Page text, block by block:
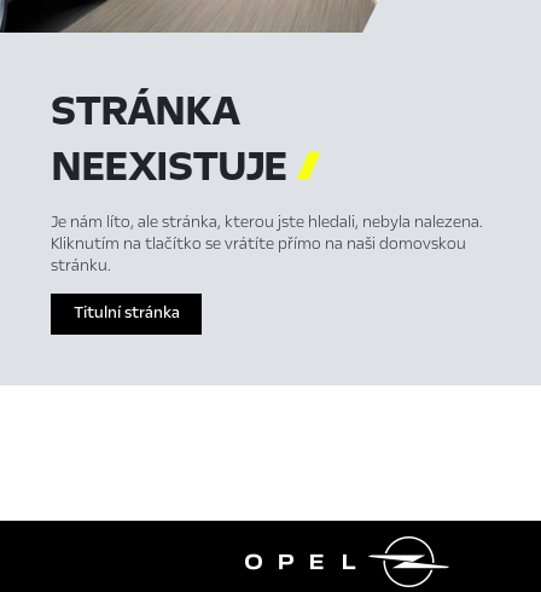
STRÁNKA
NEEXISTUJE
Je nám líto, ale stránka, kterou jste hledali, nebyla nalezena.
Kliknutím na tlačítko se vrátíte přímo na naši domovskou
stránku.
Titulní stránka
